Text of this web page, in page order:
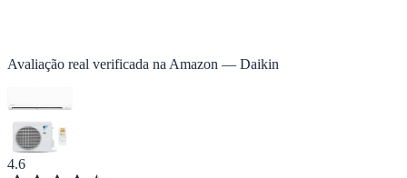
Avaliação real verificada na Amazon — Daikin
4.6